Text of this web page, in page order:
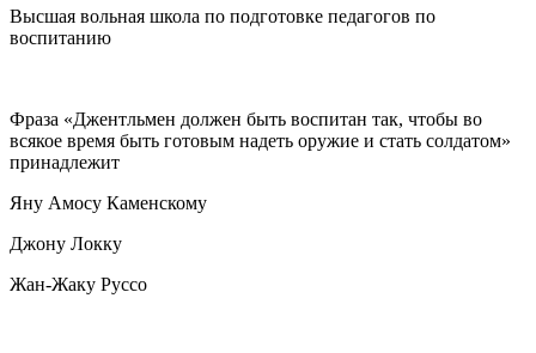
Высшая вольная школа по подготовке педагогов по
воспитанию
Фраза «Джентльмен должен быть воспитан так, чтобы во
всякое время быть готовым надеть оружие и стать солдатом»
принадлежит
Яну Амосу Каменскому
Джону Локку
Жан-Жаку Руссо